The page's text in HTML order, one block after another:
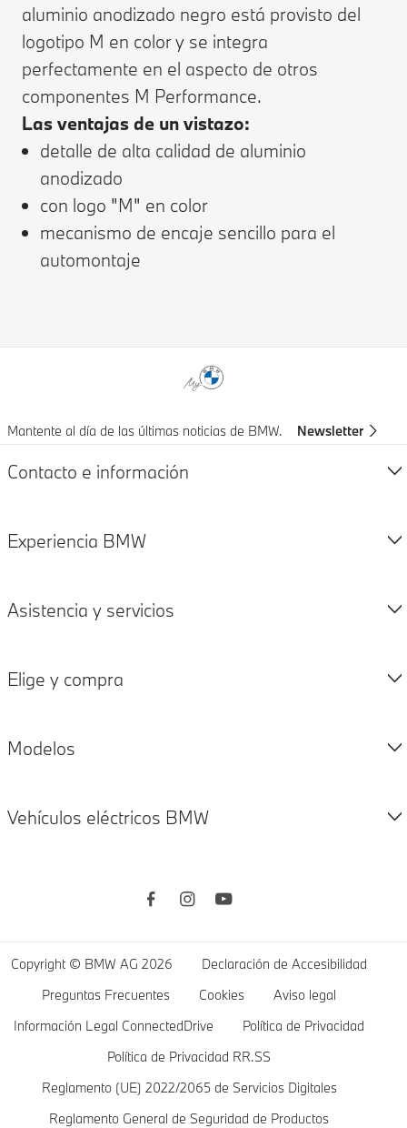
aluminio anodizado negro está provisto del
logotipo M en color y se integra
perfectamente en el aspecto de otros
componentes M Performance.
Las ventajas de un vistazo:
detalle de alta calidad de aluminio
anodizado
con logo "M" en color
mecanismo de encaje sencillo para el
automontaje